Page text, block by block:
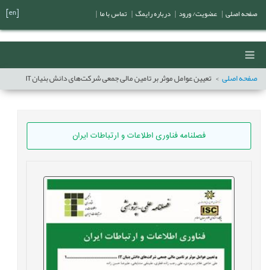
صفحه اصلی تعیین عوامل موثر بر تامین مالی جمعی شرکت‌های دانش بنیان IT
فصلنامه فناوری اطلاعات و ارتباطات ایران
صفحه اصلی عضویت/ ورود درباره رایمگ تماس با ما